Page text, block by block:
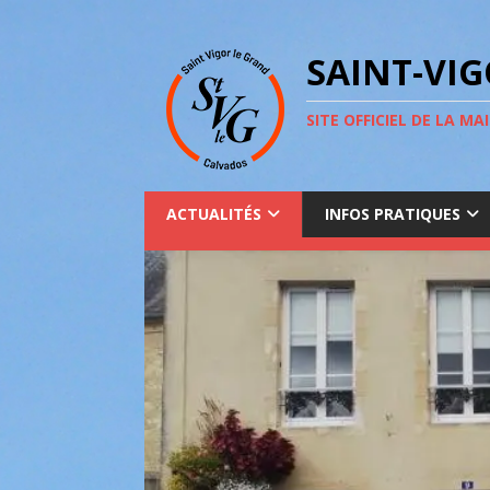
SAINT-
SITE OFFICIEL DE LA
ACTUALITÉS INFOS PRATIQUES